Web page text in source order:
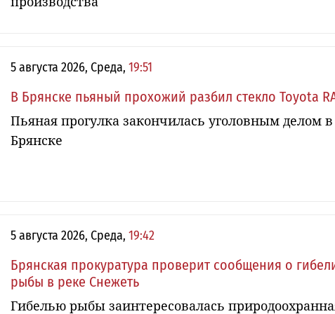
5 августа 2026, Среда, 19:51
В Брянске пьяный прохожий разбил стекло Toyota
Пьяная прогулка закончилась уголовным делом в
Брянске
5 августа 2026, Среда, 19:42
Брянская прокуратура проверит сообщения о
рыбы в реке Снежеть
Гибелью рыбы заинтересовалась